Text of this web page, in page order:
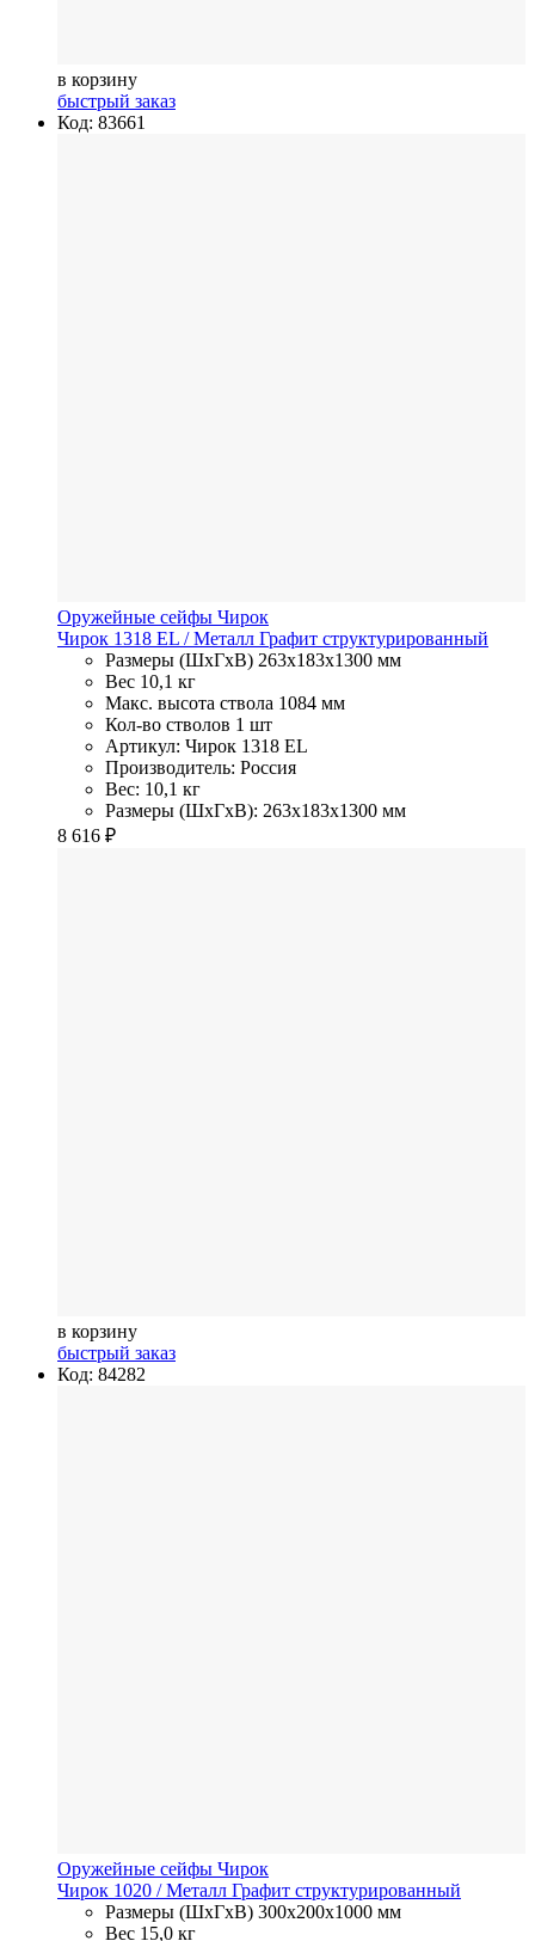
в корзину
быстрый заказ
Код: 83661
Оружейные сейфы Чирок
Чирок 1318 EL / Металл Графит структурированный
Размеры (ШхГхВ) 263x183x1300 мм
Вес 10,1 кг
Макс. высота ствола 1084 мм
Кол-во стволов 1 шт
Артикул: Чирок 1318 EL
Производитель: Россия
Вес: 10,1 кг
Размеры (ШхГхВ): 263x183x1300 мм
8 616 ₽
в корзину
быстрый заказ
Код: 84282
Оружейные сейфы Чирок
Чирок 1020 / Металл Графит структурированный
Размеры (ШхГхВ) 300x200x1000 мм
Вес 15,0 кг